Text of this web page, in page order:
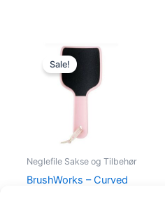
Sale!
Neglefile Sakse og Tilbehør
BrushWorks – Curved
Original
price
was:
69,00 kr..